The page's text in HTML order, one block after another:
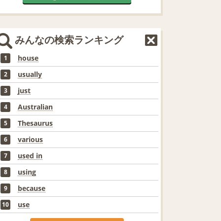
みんなの検索ランキング
1 house
2 usually
3 just
4 Australian
5 Thesaurus
6 various
7 used in
8 using
9 because
10 use